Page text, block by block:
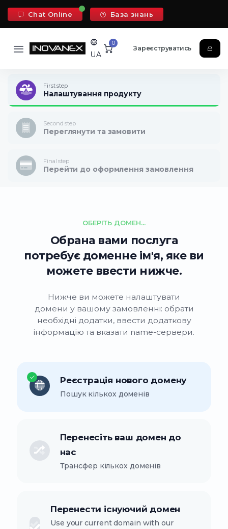
Chat Online База знань
UA
0
Зареєструватись
First step
Налаштування продукту
Second step
Переглянути та замовити
Final step
Перейти до оформлення замовлення
ОБЕРІТЬ ДОМЕН...
Обрана вами послуга
потребує доменне ім'я, яке ви
можете ввести нижче.
Нижче ви можете налаштувати
домени у вашому замовленні: обрати
необхідні додатки, ввести додаткову
інформацію та вказати name-сервери.
Реєстрація нового домену
Пошук кількох доменів
Перенесіть ваш домен до
нас
Трансфер кількох доменів
Перенести існуючий домен
Use your current domain with our